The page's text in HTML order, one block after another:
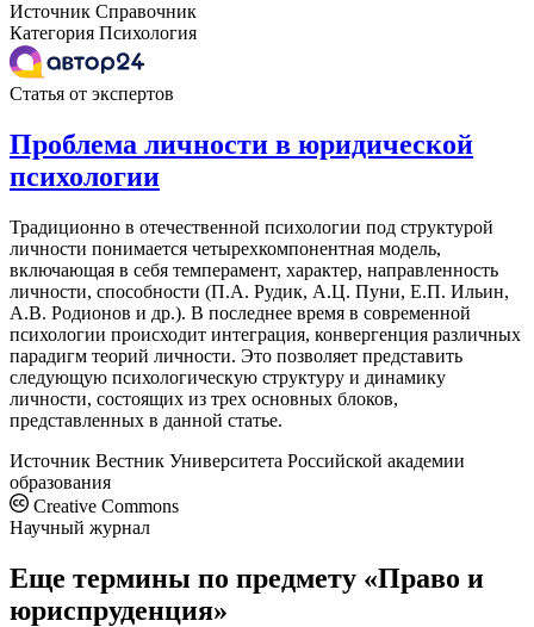
Источник Справочник
Категория Психология
Статья от экспертов
Проблема личности в юридической
психологии
Традиционно в отечественной психологии под структурой
личности понимается четырехкомпонентная модель,
включающая в себя темперамент, характер, направленность
личности, способности (П.А. Рудик, А.Ц. Пуни, Е.П. Ильин,
А.В. Родионов и др.). В последнее время в современной
психологии происходит интеграция, конвергенция различных
парадигм теорий личности. Это позволяет представить
следующую психологическую структуру и динамику
личности, состоящих из трех основных блоков,
представленных в данной статье.
Источник Вестник Университета Российской академии
образования
Creative Commons
Научный журнал
Еще термины по предмету «Право и
юриспруденция»